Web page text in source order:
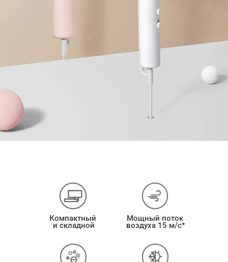
Компактный
и складной
Мощный поток
воздуха 15 м/с*